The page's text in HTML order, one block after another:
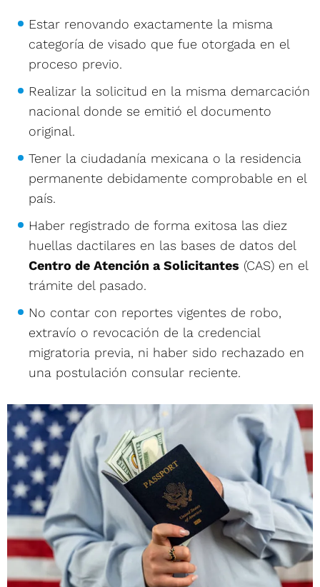
Estar renovando exactamente la misma
categoría de visado que fue otorgada en el
proceso previo.
Realizar la solicitud en la misma demarcación
nacional donde se emitió el documento
original.
Tener la ciudadanía mexicana o la residencia
permanente debidamente comprobable en el
país.
Haber registrado de forma exitosa las diez
huellas dactilares en las bases de datos del
Centro de Atención a Solicitantes (CAS) en el
trámite del pasado.
No contar con reportes vigentes de robo,
extravío o revocación de la credencial
migratoria previa, ni haber sido rechazado en
una postulación consular reciente.